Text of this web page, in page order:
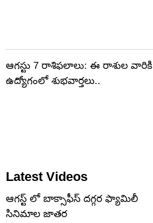
ఆగస్టు 7 రాశిఫలాలు: ఈ రాశుల వారికి
ఉద్యోగంలో శుభవార్తలు..
Latest Videos
ఆగస్ట్ లో బాక్సాఫీస్ దగ్గర ఫ్యామిలీ
సినిమాల జాతర